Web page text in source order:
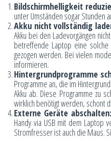
Bildschirmhelligkeit
unter Umständen sogar Stunden
Akku nicht vollständig
Akku bei den Ladevorgängen
betreffende Laptop eine
gezogen werden. Bei vielen
informieren.
Hintergrundprogramme
Programme an, die im
Akku ab. Diese Programme zu
wirklich benötigt werden, schont
Externe Geräte abschalten:
Handy via USB mit dem Laptop
Stromfresser ist auch die Maus.